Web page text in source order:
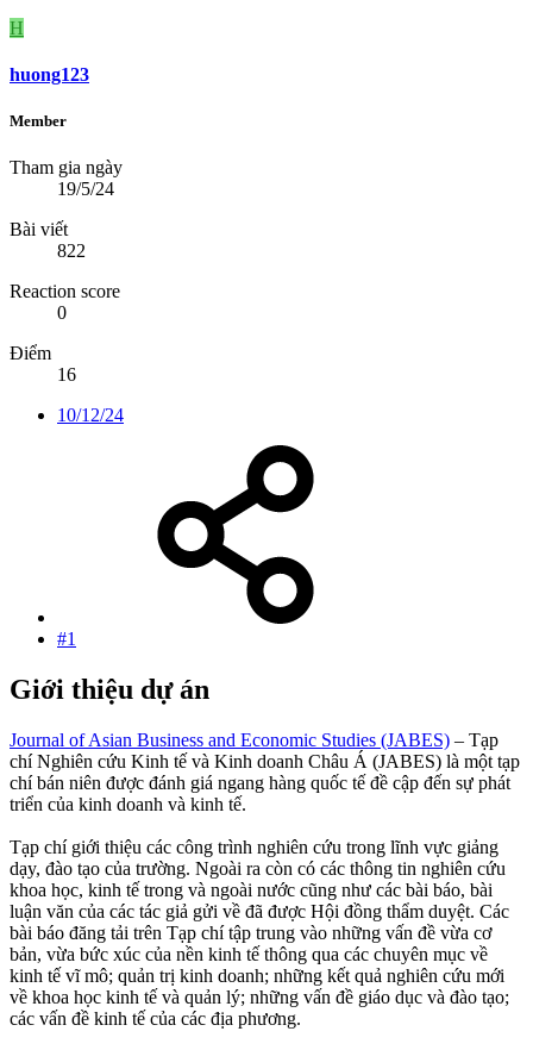
H
huong123
Member
Tham gia ngày
19/5/24
Bài viết
822
Reaction score
0
Điểm
16
10/12/24
#1
Giới thiệu dự án​
Journal of Asian Business and Economic Studies (JABES) – Tạp
chí Nghiên cứu Kinh tế và Kinh doanh Châu Á (JABES) là một tạp
chí bán niên được đánh giá ngang hàng quốc tế đề cập đến sự phát
triển của kinh doanh và kinh tế.
Tạp chí giới thiệu các công trình nghiên cứu trong lĩnh vực giảng
dạy, đào tạo của trường. Ngoài ra còn có các thông tin nghiên cứu
khoa học, kinh tế trong và ngoài nước cũng như các bài báo, bài
luận văn của các tác giả gửi về đã được Hội đồng thẩm duyệt. Các
bài báo đăng tải trên Tạp chí tập trung vào những vấn đề vừa cơ
bản, vừa bức xúc của nền kinh tế thông qua các chuyên mục về
kinh tế vĩ mô; quản trị kinh doanh; những kết quả nghiên cứu mới
về khoa học kinh tế và quản lý; những vấn đề giáo dục và đào tạo;
các vấn đề kinh tế của các địa phương.